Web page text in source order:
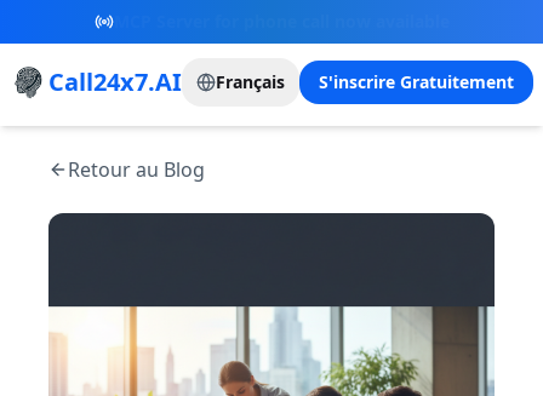
New Referral Program - Join now and grow with
us!
Call24x7.AI Français S'inscrire Gratuitement
Retour au Blog